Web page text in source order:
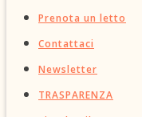
Prenota un letto
Contattaci
Newsletter
TRASPARENZA